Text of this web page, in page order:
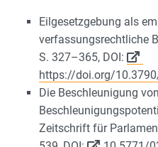
Eilgesetzgebung als
verfassungsrechtliche
S. 327–365, DOI:
https://doi.org/
Die Beschleunigung
Zeitschrift für